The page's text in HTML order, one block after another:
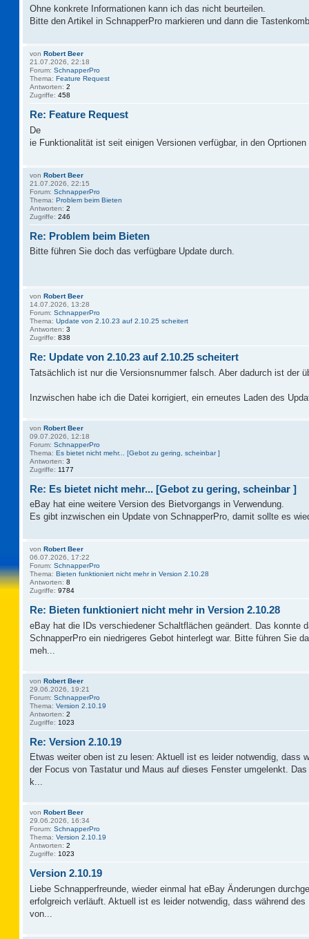
Ohne konkrete Informationen kann ich das nicht beurteilen.
Bitte den Artikel in SchnapperPro markieren und dann die
von Robert Beer
21.07.2026, 22:18
Forum: SchnapperPro
Thema: Feature Request
Antworten: 2
Zugriffe: 458
Re: Feature Request
De
ie Funktionalität ist seit einigen Versionen verfügbar, in den
von Robert Beer
21.07.2026, 22:15
Forum: SchnapperPro
Thema: Problem beim Bieten
Antworten: 2
Zugriffe: 246
Re: Problem beim Bieten
Bitte führen Sie doch das verfügbare Update durch.
von Robert Beer
14.07.2026, 13:28
Forum: SchnapperPro
Thema: Update von 2.10.23 auf 2.10.25 scheitert
Antworten: 3
Zugriffe: 838
Re: Update von 2.10.23 auf 2.10.25 scheitert
Tatsächlich ist nur die Versionsnummer falsch. Aber dadurch ist der
Inzwischen habe ich die Datei korrigiert, ein erneutes Laden des
von Robert Beer
09.07.2026, 12:18
Forum: SchnapperPro
Thema: Es bietet nicht mehr... [Gebot zu gering, scheinbar ]
Antworten: 3
Zugriffe: 1177
Re: Es bietet nicht mehr... [Gebot zu gering, scheinbar ]
eBay hat eine weitere Version des Bietvorgangs in Verwendung.
Es gibt inzwischen ein Update von SchnapperPro, damit sollte es
von Robert Beer
06.07.2026, 17:22
Forum: SchnapperPro
Thema: Bieten funktioniert nicht mehr in Version 2.10.28
Antworten: 8
Zugriffe: 9784
Re: Bieten funktioniert nicht mehr in Version 2.10.28
eBay hat die IDs verschiedener Schaltflächen geändert. Das konnte
SchnapperPro ein niedrigeres Gebot hinterlegt war. Bitte führen Sie
meh...
von Robert Beer
29.06.2026, 19:21
Forum: SchnapperPro
Thema: Version 2.10.19
Antworten: 2
Zugriffe: 1023
Re: Version 2.10.19
Etwas weiter oben ist zu lesen: Aktuell ist es leider notwendig, dass
der Focus von Tastatur und Maus auf dieses Fenster umgelenkt.
k...
von Robert Beer
29.06.2026, 16:34
Forum: SchnapperPro
Thema: Version 2.10.19
Antworten: 2
Zugriffe: 1023
Version 2.10.19
Liebe Schnapperfreunde, wieder einmal hat eBay Änderungen
erfolgreich verläuft. Aktuell ist es leider notwendig, dass während
von...